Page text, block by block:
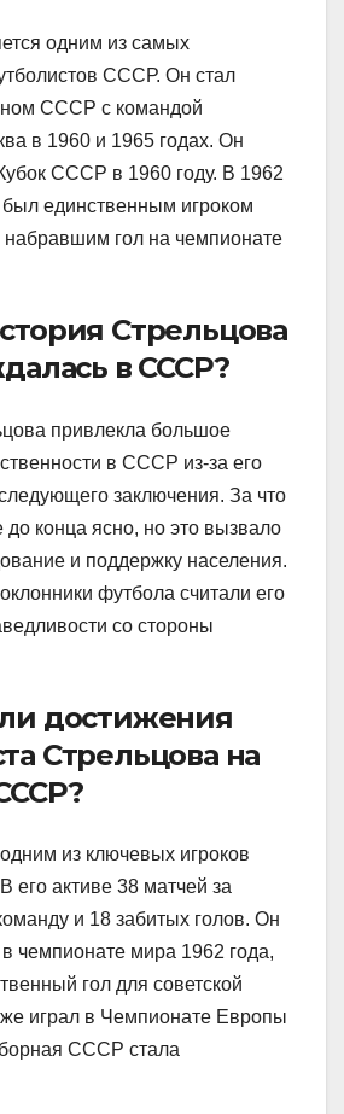
одним из самых
СССР. Он стал
СССР с командой
в 1960 и 1965 годах. Он
СССР в 1960 году. В 1962
был единственным игроком
гол на чемпионате
Стрельцова
в СССР?
привлекла большое
в СССР из-за его
заключения. За что
до конца ясно, но это вызвало
и поддержку населения.
футбола считали его
со стороны
достижения
Стрельцова на
из ключевых игроков
его активе 38 матчей за
и 18 забитых голов. Он
чемпионате мира 1962 года,
гол для советской
играл в Чемпионате Европы
СССР стала